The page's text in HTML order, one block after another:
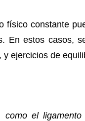
constante
En estos casos,
ejercicios de
el